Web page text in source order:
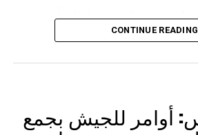
قراره الخاطئ، مؤكدا أنهم يتحركون
الغاب، مشيرا إلى أن على
المخرج الوحيد لرفع الحصار عنها يتمثل
CONTINUE READING
أوامر للجيش بجمع